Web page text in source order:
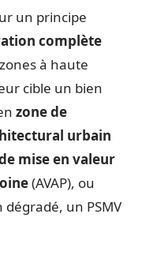
un principe
complète
à haute
cible un bien
zone de
urbain
mise en valeur
(AVAP), ou
un PSMV